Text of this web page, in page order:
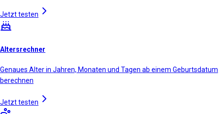
Jetzt testen
Altersrechner
Genaues Alter in Jahren, Monaten und Tagen ab einem Geburtsdatum
berechnen
Jetzt testen